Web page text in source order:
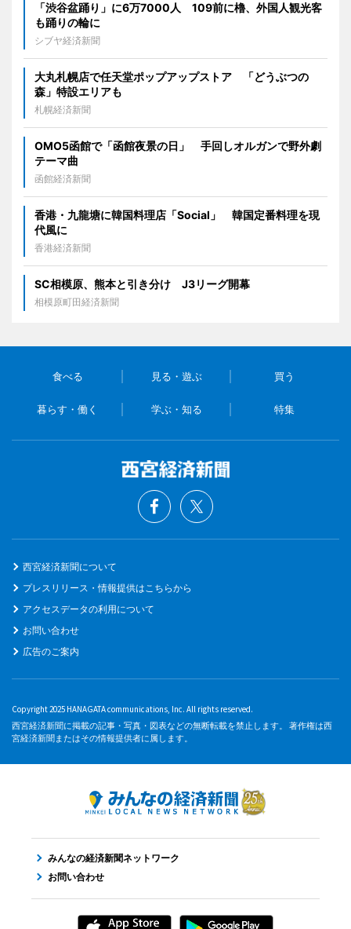
「渋谷盆踊り」に6万7000人 109前に櫓、外国人観光客
も踊りの輪に
シブヤ経済新聞
大丸札幌店で任天堂ポップアップストア 「どうぶつの
森」特設エリアも
札幌経済新聞
OMO5函館で「函館夜景の日」 手回しオルガンで野外劇
テーマ曲
函館経済新聞
香港・九龍塘に韓国料理店「Social」 韓国定番料理を現
代風に
香港経済新聞
SC相模原、熊本と引き分け J3リーグ開幕
相模原町田経済新聞
食べる 見る・遊ぶ 買う
暮らす・働く 学ぶ・知る 特集
西宮経済新聞について
プレスリリース・情報提供はこちらから
アクセスデータの利用について
お問い合わせ
広告のご案内
Copyright 2025 HANAGATA communications, Inc. All rights reserved.
西宮経済新聞に掲載の記事・写真・図表などの無断転載を禁止します。 著作権は西
宮経済新聞またはその情報提供者に属します。
みんなの経済新聞ネットワーク
お問い合わせ